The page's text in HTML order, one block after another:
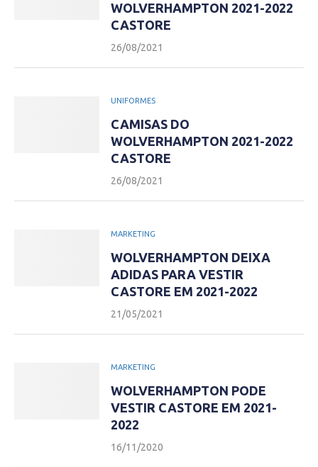
WOLVERHAMPTON 2021-2022
CASTORE
26/08/2021
UNIFORMES
CAMISAS DO
WOLVERHAMPTON 2021-2022
CASTORE
26/08/2021
MARKETING
WOLVERHAMPTON DEIXA
ADIDAS PARA VESTIR
CASTORE EM 2021-2022
21/05/2021
MARKETING
WOLVERHAMPTON PODE
VESTIR CASTORE EM 2021-
2022
16/11/2020